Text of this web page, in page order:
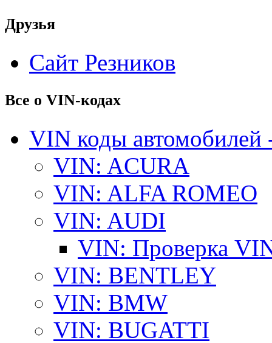
Друзья
Сайт Резников
Все о VIN-кодах
VIN коды автомобилей
VIN: ACURA
VIN: ALFA ROMEO
VIN: AUDI
VIN: Проверка
VIN: BENTLEY
VIN: BMW
VIN: BUGATTI